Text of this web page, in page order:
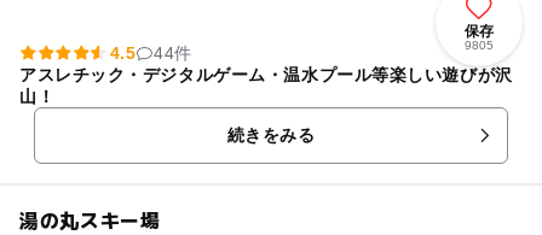
保存
9805
4.5
44件
アスレチック・デジタルゲーム・温水プール等楽しい遊びが沢
山！
続きをみる
湯の丸スキー場